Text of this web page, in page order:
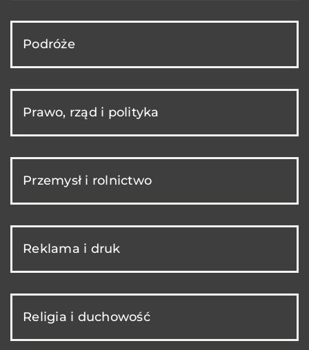
Podróże
Prawo, rząd i polityka
Przemysł i rolnictwo
Reklama i druk
Religia i duchowość